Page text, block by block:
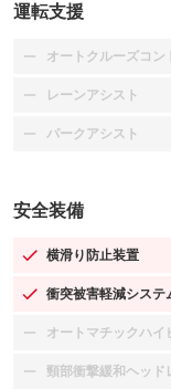
運転支援
オートクルーズコン
：装備なし
レーンアシスト
：装備なし
パークアシスト
：装備なし
安全装備
横滑り防止装置
：装備あり
衝突被害軽減システ
：装備あり
オートマチックハイ
：装備なし
頸部衝撃緩和ヘッド
：装備なし